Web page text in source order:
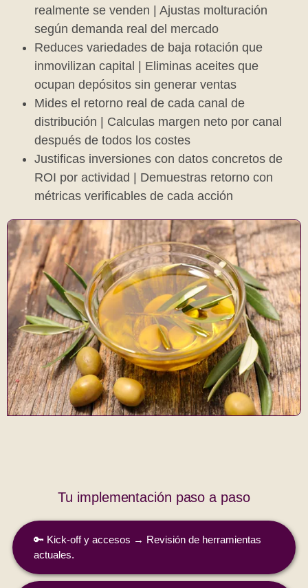
realmente se venden | Ajustas molturación
según demanda real del mercado
Reduces variedades de baja rotación que
inmovilizan capital | Eliminas aceites que
ocupan depósitos sin generar ventas
Mides el retorno real de cada canal de
distribución | Calculas margen neto por canal
después de todos los costes
Justificas inversiones con datos concretos de
ROI por actividad | Demuestras retorno con
métricas verificables de cada acción
Tu implementación paso a paso
🔑 Kick‑off y accesos → Revisión de herramientas
actuales.